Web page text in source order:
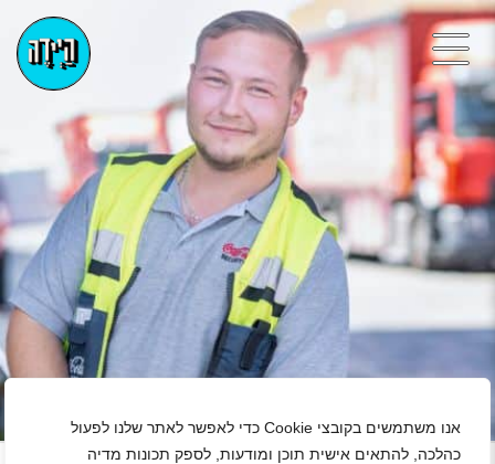
אנו משתמשים בקובצי Cookie כדי לאפשר לאתר שלנו לפעול
כהלכה, להתאים אישית תוכן ומודעות, לספק תכונות מדיה
+